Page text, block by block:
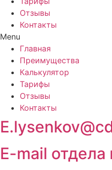
Отзывы
Контакты
Menu
Главная
Преимущества
Калькулятор
Тарифы
Отзывы
Контакты
E-mail